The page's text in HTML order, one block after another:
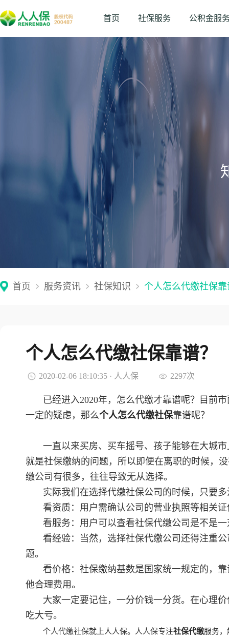
首页 社保服务 公积金服
首页 服务资讯 社保知识 个人怎么代缴社保靠
个人怎么代缴社保靠谱？
2020-02-06 18:10:35 · 人人保 2297次
已经进入2020年，怎么代缴才靠谱呢？目前
一定的疑虑，那么个人怎么代缴社保靠谱呢？
一直以来买房、买车摇号、孩子能够在大城
就是社保缴纳的问题，所以即便在离职的时候，
缴公司有很多，往往导致无从选择。
实际我们在选择代缴社保公司的时候，只要
看资质：用户需确认公司的营业执照等相关
看服务：用户可以查看社保代缴公司是不是
看经验：当然，选择社保代缴公司还得注重
题。
看价格：社保缴纳基数是国家统一规定的，
他合理费用。
大家一定要记住，一分价钱一分货。在心理
吃大亏。
个人代缴社保就上人人保。人人保专注社保代缴服务